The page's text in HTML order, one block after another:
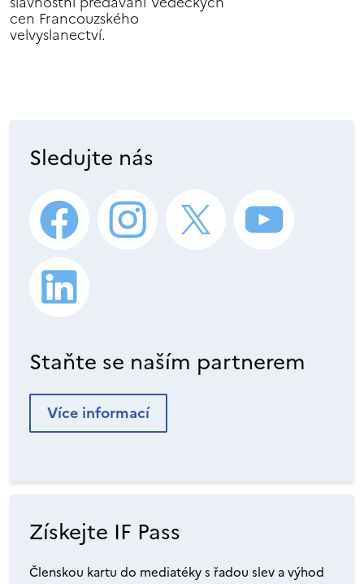
cen Francouzského
velvyslanectví.
Sledujte nás
Staňte se naším partnerem
Více informací
Získejte IF Pass
Členskou kartu do mediatéky s řadou slev a výhod